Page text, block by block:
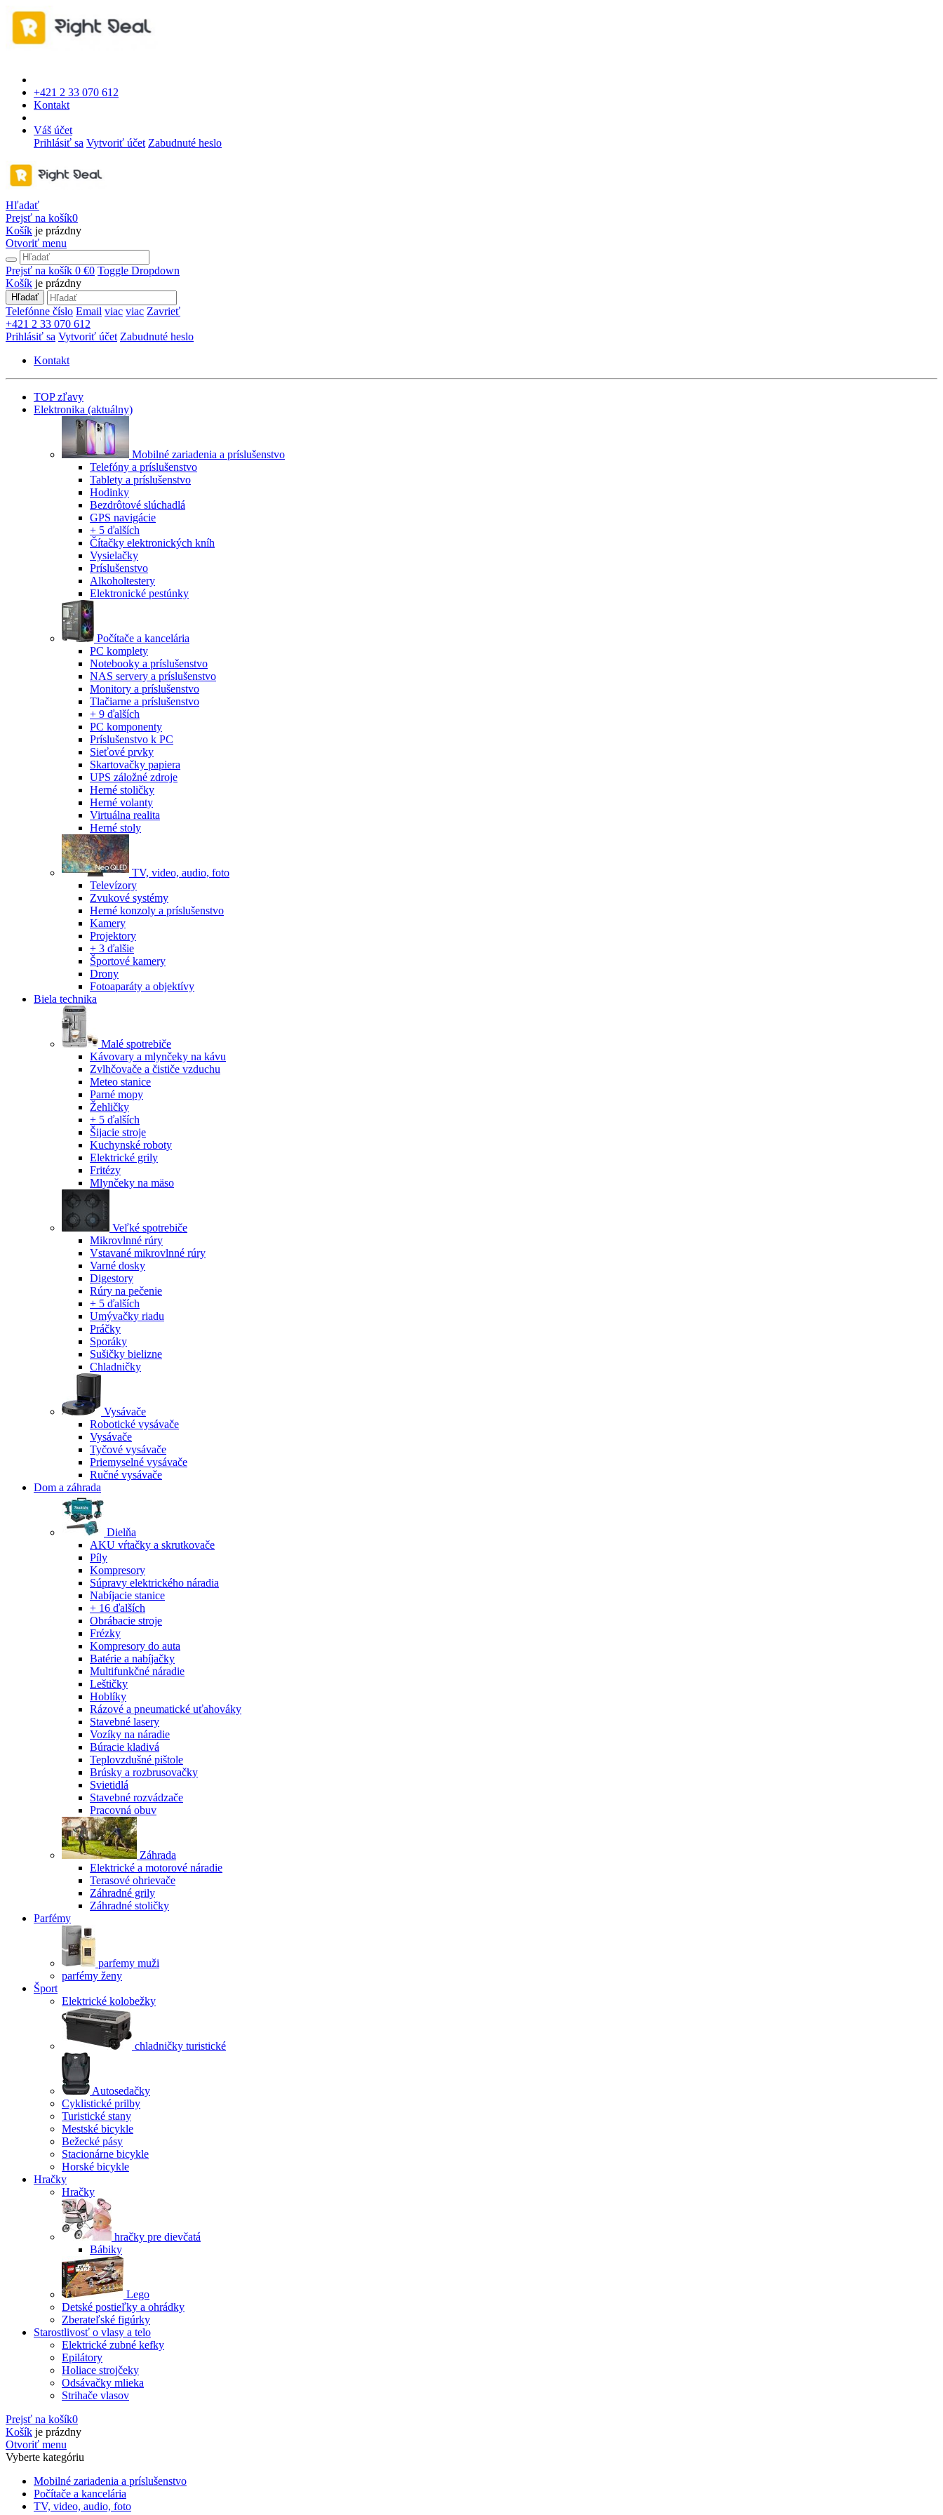
+421 2 33 070 612
Kontakt
Váš účet
Prihlásiť sa Vytvoriť účet Zabudnuté heslo
Hľadať
Prejsť na košík0
Košík je prázdny
Otvoriť menu
Prejsť na košík 0 €0 Toggle Dropdown
Košík je prázdny
Hľadať
Telefónne číslo Email viac viac Zavrieť
+421 2 33 070 612
Prihlásiť sa Vytvoriť účet Zabudnuté heslo
Kontakt
TOP zľavy
Elektronika (aktuálny)
Mobilné zariadenia a príslušenstvo
Telefóny a príslušenstvo
Tablety a príslušenstvo
Hodinky
Bezdrôtové slúchadlá
GPS navigácie
+ 5 ďalších
Čítačky elektronických kníh
Vysielačky
Príslušenstvo
Alkoholtestery
Elektronické pestúnky
Počítače a kancelária
PC komplety
Notebooky a príslušenstvo
NAS servery a príslušenstvo
Monitory a príslušenstvo
Tlačiarne a príslušenstvo
+ 9 ďalších
PC komponenty
Príslušenstvo k PC
Sieťové prvky
Skartovačky papiera
UPS záložné zdroje
Herné stoličky
Herné volanty
Virtuálna realita
Herné stoly
TV, video, audio, foto
Televízory
Zvukové systémy
Herné konzoly a príslušenstvo
Kamery
Projektory
+ 3 ďalšie
Športové kamery
Drony
Fotoaparáty a objektívy
Biela technika
Malé spotrebiče
Kávovary a mlynčeky na kávu
Zvlhčovače a čističe vzduchu
Meteo stanice
Parné mopy
Žehličky
+ 5 ďalších
Šijacie stroje
Kuchynské roboty
Elektrické grily
Fritézy
Mlynčeky na mäso
Veľké spotrebiče
Mikrovlnné rúry
Vstavané mikrovlnné rúry
Varné dosky
Digestory
Rúry na pečenie
+ 5 ďalších
Umývačky riadu
Práčky
Sporáky
Sušičky bielizne
Chladničky
Vysávače
Robotické vysávače
Vysávače
Tyčové vysávače
Priemyselné vysávače
Ručné vysávače
Dom a záhrada
Dielňa
AKU vŕtačky a skrutkovače
Píly
Kompresory
Súpravy elektrického náradia
Nabíjacie stanice
+ 16 ďalších
Obrábacie stroje
Frézky
Kompresory do auta
Batérie a nabíjačky
Multifunkčné náradie
Leštičky
Hoblíky
Rázové a pneumatické uťahováky
Stavebné lasery
Vozíky na náradie
Búracie kladivá
Teplovzdušné pištole
Brúsky a rozbrusovačky
Svietidlá
Stavebné rozvádzače
Pracovná obuv
Záhrada
Elektrické a motorové náradie
Terasové ohrievače
Záhradné grily
Záhradné stoličky
Parfémy
parfemy muži
parfémy ženy
Šport
Elektrické kolobežky
chladničky turistické
Autosedačky
Cyklistické prilby
Turistické stany
Mestské bicykle
Bežecké pásy
Stacionárne bicykle
Horské bicykle
Hračky
Hračky
hračky pre dievčatá
Bábiky
Lego
Detské postieľky a ohrádky
Zberateľské figúrky
Starostlivosť o vlasy a telo
Elektrické zubné kefky
Epilátory
Holiace strojčeky
Odsávačky mlieka
Strihače vlasov
Prejsť na košík0
Košík je prázdny
Otvoriť menu
Vyberte kategóriu
Mobilné zariadenia a príslušenstvo
Počítače a kancelária
TV, video, audio, foto